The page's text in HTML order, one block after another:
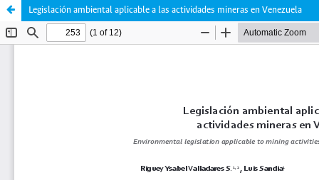
Legislación ambiental aplicable a las actividades mineras en Venezuela